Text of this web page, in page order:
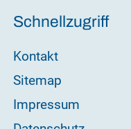
Schnellzugriff
Kontakt
Sitemap
Impressum